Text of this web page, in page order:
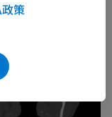
策